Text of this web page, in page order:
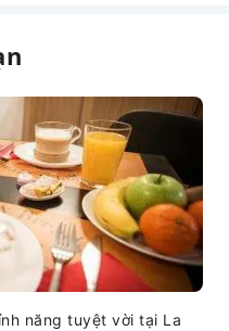
năng tuyệt vời tại La